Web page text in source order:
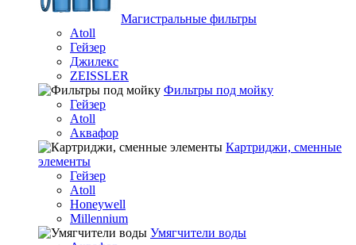
Магистральные фильтры
Atoll
Гейзер
Джилекс
ZEISSLER
Фильтры под мойку
Гейзер
Atoll
Аквафор
Картриджи, сменные
элементы
Гейзер
Atoll
Honeywell
Millennium
Умягчители воды